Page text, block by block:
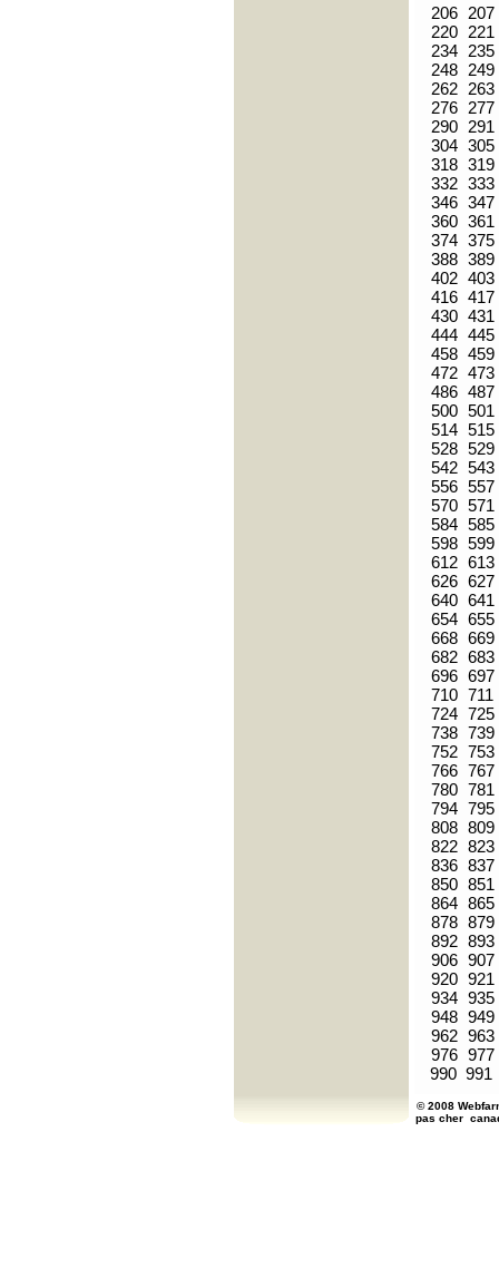
206 207
220
221
234
235
248
249
262
263
276
277
290
291
304 305
318 319
332 333
346 347
360 361
374 375
388 389
402 403
416 417
430 431
444 445
458 459
472 473
486 487
500 501
514 515
528 529
542 543
556 557
570 571
584 585
598 599
612 613
626 627
640 641
654 655
668 669
682 683
696 697
710 711
724 725
738 739
752 753
766 767
780 781
794 795
808 809
822 823
836 837
850 851
864 865
878 879
892 893
906 907
920 921
934 935
948 949
962 963
976 977
990 991
© 2008
pas cher